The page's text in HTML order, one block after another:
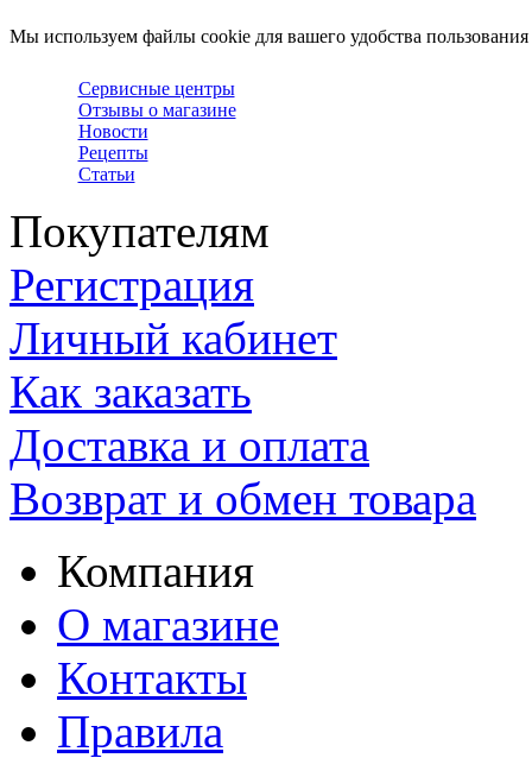
Мы используем файлы cookie для вашего удобства
Сервисные центры
Отзывы о магазине
Новости
Рецепты
Статьи
Покупателям
Регистрация
Личный кабинет
Как заказать
Доставка и оплата
Возврат и обмен товара
Компания
О магазине
Контакты
Правила